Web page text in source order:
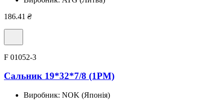
186.41 ₴
F 01052-3
Сальник 19*32*7/8 (1PM)
Виробник: NOK (Японія)